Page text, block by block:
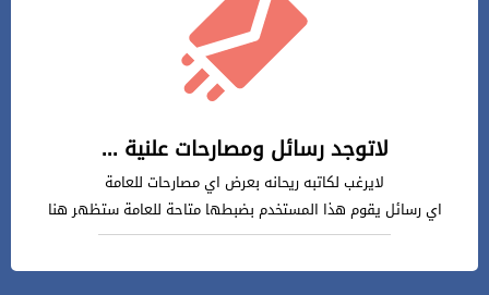
لاتوجد رسائل ومصارحات علنية ...
لايرغب لكاتبه ريحانه بعرض اي مصارحات للعامة
اي رسائل يقوم هذا المستخدم بضبطها متاحة للعامة ستظهر هنا